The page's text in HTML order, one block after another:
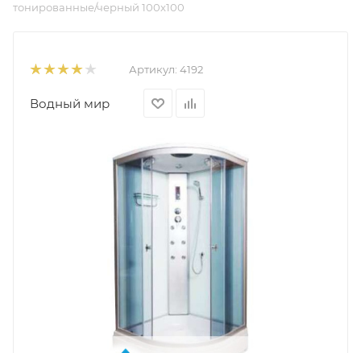
тонированные/черный 100x100
Артикул: 4192
Водный мир